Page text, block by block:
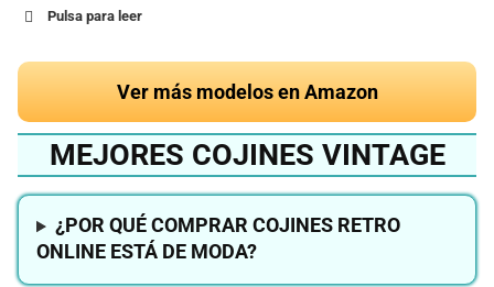
Pulsa para leer
Ver más modelos en Amazon
MEJORES COJINES VINTAGE
¿POR QUÉ COMPRAR COJINES RETRO
ONLINE ESTÁ DE MODA?